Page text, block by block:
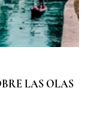
LAS OLAS